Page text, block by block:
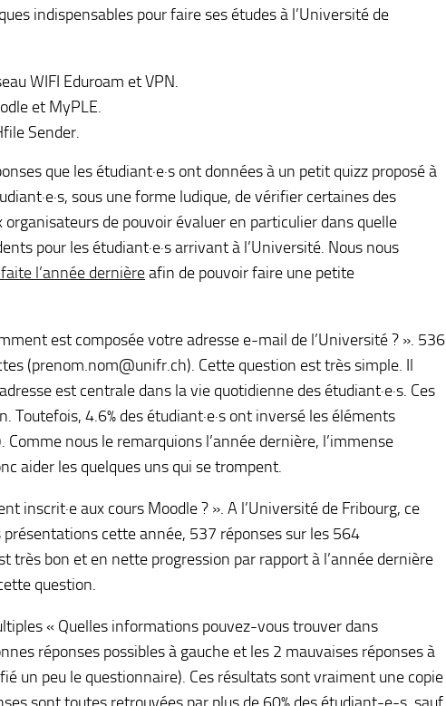
indispensables pour faire ses études à l’Université de
WIFI Eduroam et VPN.
et MyPLE.
Sender.
que les étudiant·e·s ont données à un petit quizz proposé à
sous une forme ludique, de vérifier certaines des
de pouvoir évaluer en particulier dans quelle
pour les étudiant·e·s arrivant à l’Université. Nous nous
l’année dernièreafin de pouvoir faire une petite
est composée votre adresse e-mail de l’Université ? ». 536
(prenom.nom@unifr.ch). Cette question est très simple. Il
est centrale dans la vie quotidienne des étudiant·e·s. Ces
4.6% des étudiant·e·s ont inversé les éléments
nous le remarquions l’année dernière, l’immense
aider les quelques uns qui se trompent.
inscrit·e aux cours Moodle ? ». A l’Université de Fribourg, ce
présentations cette année, 537 réponses sur les 564
très bon et en nette progression par rapport à l’année dernière
question.
« Quelles informations pouvez-vous trouver dans
réponses possibles à gauche et les 2 mauvaises réponses à
un peu le questionnaire). Ces résultats sont vraiment une copie